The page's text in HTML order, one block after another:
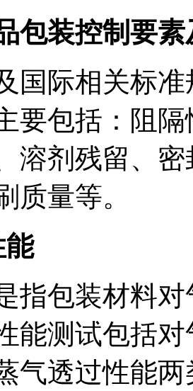
包装控制要素
国际相关标
要包括：阻
溶剂残留、
质量等。
能
指包装材料
能测试包括
气透过性能